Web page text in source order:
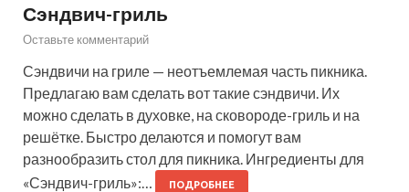
Сэндвич-гриль
Оставьте комментарий
Сэндвичи на гриле — неотъемлемая часть пикника.
Предлагаю вам сделать вот такие сэндвичи. Их
можно сделать в духовке, на сковороде-гриль и на
решётке. Быстро делаются и помогут вам
разнообразить стол для пикника. Ингредиенты для
«Сэндвич-гриль»:…
ПОДРОБНЕЕ